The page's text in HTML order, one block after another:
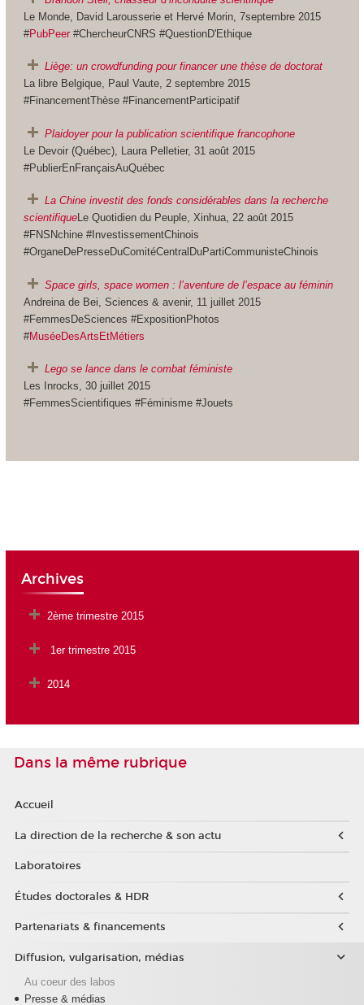
Le Monde, David Larousserie et Hervé Morin, 7septembre 2015
#PubPeer#ChercheurCNRS #QuestionD'Ethique
Liège: un crowdfunding pour financer une thèse de doctorat
La libre Belgique, Paul Vaute, 2 septembre 2015
#FinancementThèse #FinancementParticipatif
Plaidoyer pour la publication scientifique francophone
Le Devoir (Québec), Laura Pelletier, 31 août 2015
#PublierEnFrançaisAuQuébec
La Chine investit des fonds considérables dans la recherche
scientifiqueLe Quotidien du Peuple, Xinhua, 22 août 2015
#FNSNchine #InvestissementChinois
#OrganeDePresseDuComitéCentralDuPartiCommunisteChinois
Space girls, space women : l’aventure de l’espace au féminin
Andreina de Bei, Sciences & avenir, 11 juillet 2015
#FemmesDeSciences #ExpositionPhotos
#MuséeDesArtsEtMétiers
Lego se lance dans le combat féministe
Les Inrocks, 30 juillet 2015
#FemmesScientifiques #Féminisme #Jouets
Archives
2ème trimestre 2015
1er trimestre 2015
2014
Dans la même rubrique
Accueil
La direction de la recherche & son actu
Laboratoires
Études doctorales & HDR
Partenariats & financements
Diffusion, vulgarisation, médias
Au coeur des labos
Presse & médias